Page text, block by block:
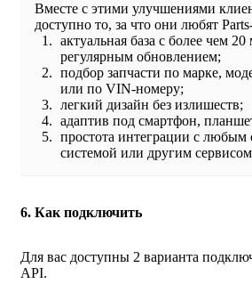
Вместе с этими улучшениями
доступно то, за что они любят
актуальная база с более чем
регулярным обновлением;
подбор запчасти по марке,
или по VIN-номеру;
легкий дизайн без излишеств;
адаптив под смартфон,
простота интеграции с любым
системой или другим
6. Как подключить
Для вас доступны 2 варианта
API.